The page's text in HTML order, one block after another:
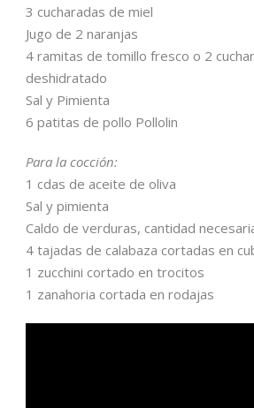
3 cucharadas de miel
Jugo de 2 naranjas
4 ramitas de tomillo fresco o 2
deshidratado
Sal y Pimienta
6 patitas de pollo Pollolin
Para la cocción:
1 cdas de aceite de oliva
Sal y pimienta
Caldo de verduras, cantidad
4 tajadas de calabaza cortadas en
1 zucchini cortado en trocitos
1 zanahoria cortada en rodajas